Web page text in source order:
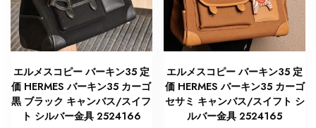
エルメスコピー バーキン35 定
価 HERMES バーキン35 カーゴ
黒 ブラック キャンバス/スイフ
ト シルバー金具 2524166
エルメスコピー バーキン35 定
価 HERMES バーキン35 カーゴ
セサミ キャンバス/スイフト シ
ルバー金具 2524165